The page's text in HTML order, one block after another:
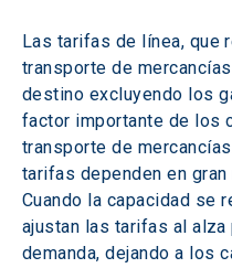
Las tarifas de línea, que
transporte de
destino excluyendo los
factor importante de los
transporte de
tarifas dependen en
Cuando la capacidad se
ajustan las tarifas al
demanda, dejando a los